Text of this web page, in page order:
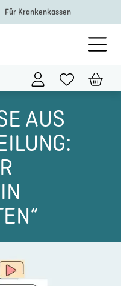
Für Krankenkassen
AUS D
„
D